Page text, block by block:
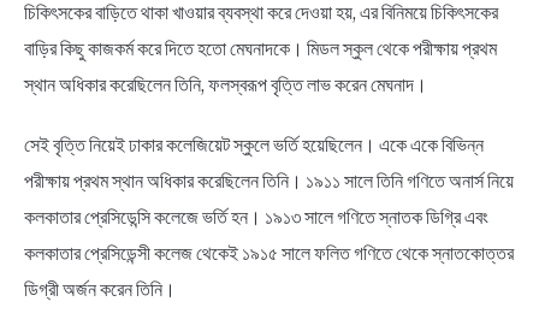
চিকিৎসকের বাড়িতে থাকা খাওয়ার ব্যবস্থা করে দেওয়া হয়, এর বিনিময়ে চিকিৎসকের
বাড়ির কিছু কাজকর্ম করে দিতে হতাে মেঘনাদকে। মিডল স্কুল থেকে পরীক্ষায় প্রথম
স্থান অধিকার করেছিলেন তিনি, ফলস্বরূপ বৃত্তি লাভ করেন মেঘনাদ।
সেই বৃত্তি নিয়েই ঢাকার কলেজিয়েট স্কুলে ভর্তি হয়েছিলেন। একে একে বিভিন্ন
পরীক্ষায় প্রথম স্থান অধিকার করেছিলেন তিনি। ১৯১১ সালে তিনি গণিতে অনার্স নিয়ে
কলকাতার প্রেসিডেন্সি কলেজে ভর্তি হন। ১৯১৩ সালে গণিতে স্নাতক ডিগ্রি এবং
কলকাতার প্রেসিডেন্সী কলেজ থেকেই ১৯১৫ সালে ফলিত গণিতে থেকে স্নাতকোত্তর
ডিগ্রী অর্জন করেন তিনি।